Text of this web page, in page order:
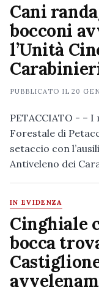
Cani
bocconi
l’Unità
PUBBLICATO IL20
PETACCIATO - –
Forestale di
setaccio con
Antiveleno dei
IN EVIDENZA
Cinghiale
bocca